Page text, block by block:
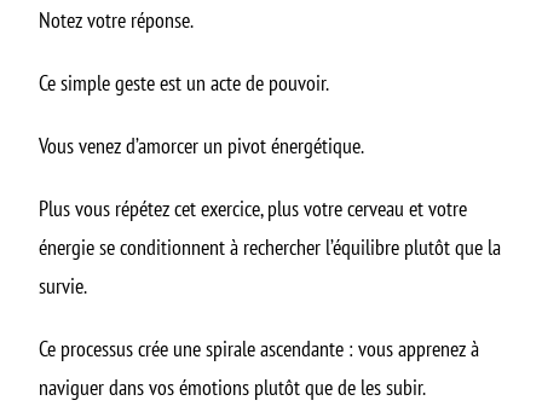
Notez votre réponse.
Ce simple geste est un acte de pouvoir.
Vous venez d’amorcer un pivot énergétique.
Plus vous répétez cet exercice, plus votre cerveau et votre
énergie se conditionnent à rechercher l’équilibre plutôt que la
survie.
Ce processus crée une spirale ascendante : vous apprenez à
naviguer dans vos émotions plutôt que de les subir.